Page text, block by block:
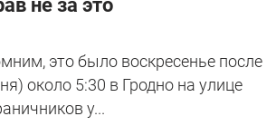
не за это
это было воскресенье после
около 5:30 в Гродно на улице
у...